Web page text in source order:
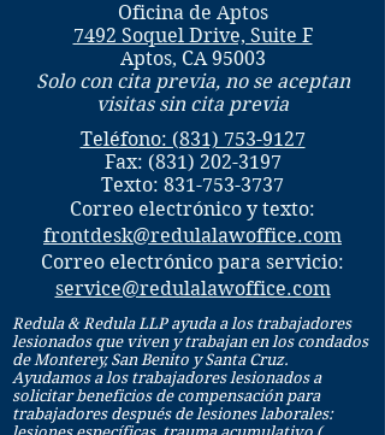
Oficina de Aptos
7492 Soquel Drive, Suite F
Aptos, CA 95003
Solo con cita previa, no se aceptan
visitas sin cita previa
Teléfono: (831) 753-9127
Fax: (831) 202-3197
Texto: 831-753-3737
Correo electrónico y texto:
frontdesk@redulalawoffice.com
Correo electrónico para servicio:
service@redulalawoffice.com
Redula & Redula LLP ayuda a los trabajadores
lesionados que viven y trabajan en los condados
de Monterey, San Benito y Santa Cruz.
Ayudamos a los trabajadores lesionados a
solicitar beneficios de compensación para
trabajadores después de lesiones laborales: